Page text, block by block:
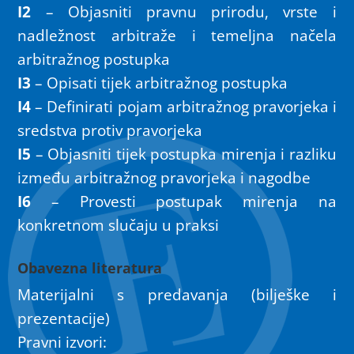
I2 – Objasniti pravnu prirodu, vrste i
nadležnost arbitraže i temeljna načela
arbitražnog postupka
I3 – Opisati tijek arbitražnog postupka
I4– Definirati pojam arbitražnog pravorjeka i
sredstva protiv pravorjeka
I5 – Objasniti tijek postupka mirenja i razliku
između arbitražnog pravorjeka i nagodbe
I6– Provesti postupak mirenja na
konkretnom slučaju u praksi
Obavezna literatura
Materijalni s predavanja (bilješke i
prezentacije)
Pravni izvori: